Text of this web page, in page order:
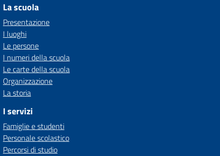
La scuola
Presentazione
I luoghi
Le persone
I numeri della scuola
Le carte della scuola
Organizzazione
La storia
I servizi
Famiglie e studenti
Personale scolastico
Percorsi di studio